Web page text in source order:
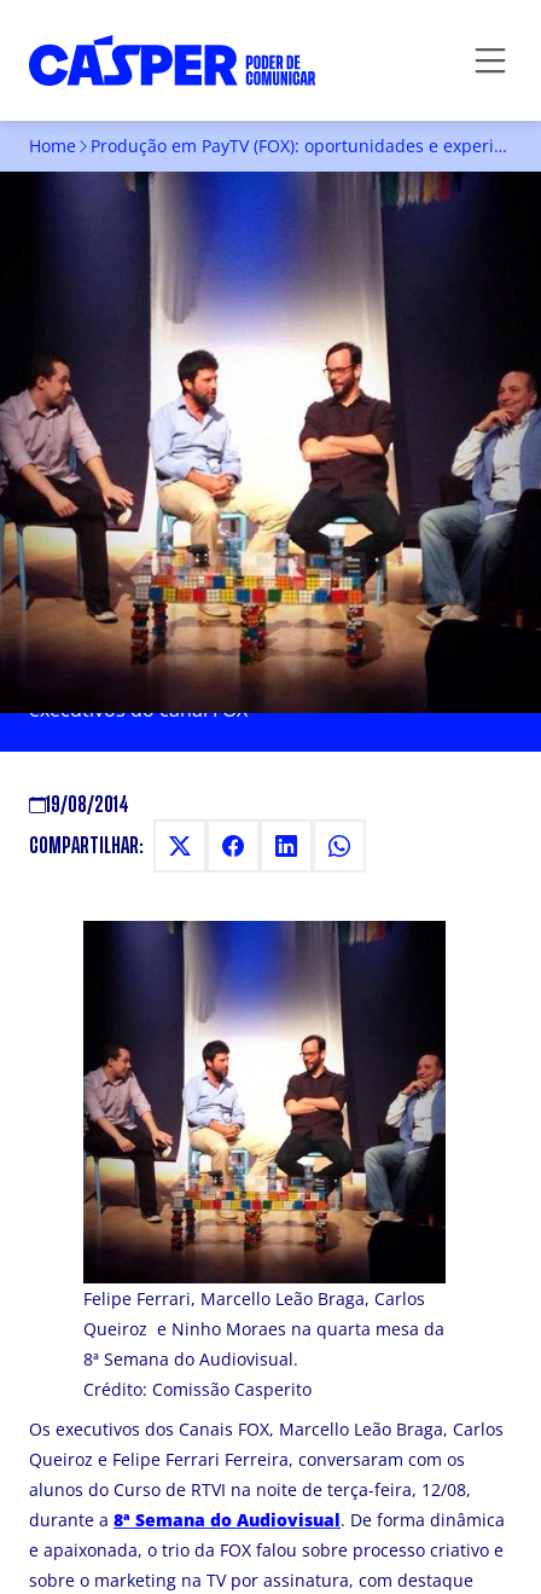
Home Produção em PayTV (FOX): oportunidades e experiências
PRODUÇÃO EM PAYTV (FOX):
OPORTUNIDADES E
EXPERIÊNCIAS
Mesa da 8ª Semana do Audiovisual recebe
executivos do canal FOX
19/08/2014
COMPARTILHAR:
Felipe Ferrari, Marcello Leão Braga, Carlos
Queiroz e Ninho Moraes na quarta mesa da
8ª Semana do Audiovisual.
Crédito: Comissão Casperito
Os executivos dos Canais FOX, Marcello Leão Braga, Carlos
Queiroz e Felipe Ferrari Ferreira, conversaram com os
alunos do Curso de RTVI na noite de terça-feira, 12/08,
durante a 8ª Semana do Audiovisual. De forma dinâmica
e apaixonada, o trio da FOX falou sobre processo criativo e
sobre o marketing na TV por assinatura, com destaque